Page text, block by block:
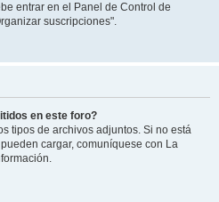
entrar en el Panel de Control de
suscripciones".
en este foro?
tipos de archivos adjuntos. Si no está
cargar, comuníquese con La